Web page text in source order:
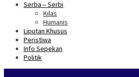
Serba – Serbi
Kilas
Humanis
Liputan Khusus
Peristiwa
Info Sepekan
Politik